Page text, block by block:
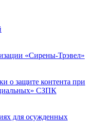
«Сирены-Трэвел»
о защите контента при
СЗПК
для осужденных